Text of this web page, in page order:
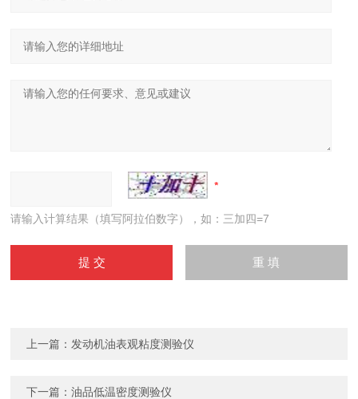
请输入计算结果（填写阿拉伯数字），如：三加四=7
上一篇： 发动机油表观粘度测验仪
下一篇：油品低温密度测验仪